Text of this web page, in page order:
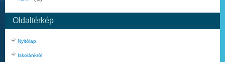
Oldaltérkép
Nyitólap
Iskolánkról